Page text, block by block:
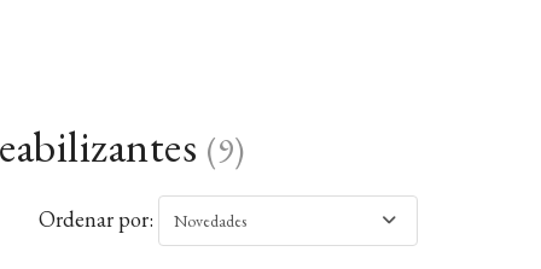
(9)
Ordenar por: Novedades